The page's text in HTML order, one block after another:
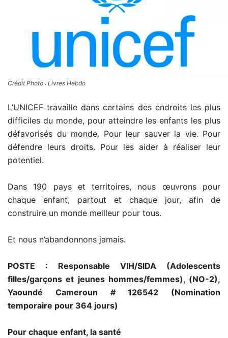
Crédit Photo : Livres Hebdo
L’UNICEF travaille dans certains des endroits les plus
difficiles du monde, pour atteindre les enfants les plus
défavorisés du monde. Pour leur sauver la vie. Pour
défendre leurs droits. Pour les aider à réaliser leur
potentiel.
Dans 190 pays et territoires, nous œuvrons pour
chaque enfant, partout et chaque jour, afin de
construire un monde meilleur pour tous.
Et nous n’abandonnons jamais.
POSTE : Responsable VIH/SIDA (Adolescents
filles/garçons et jeunes hommes/femmes), (NO-2),
Yaoundé Cameroun # 126542 (Nomination
temporaire pour 364 jours)
Pour chaque enfant, la santé